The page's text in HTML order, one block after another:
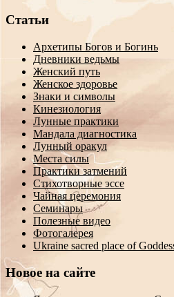
Статьи
Архетипы Богов и Богинь
Дневники ведьмы
Женский путь
Женское здоровье
Знаки и символы
Кинезиология
Лунные практики
Мандала диагностика
Лунный оракул
Места силы
Практики затмений
Стихотворные эссе
Чайная церемония
Семинары
Полезные видео
Фотогалерея
Ukraine sacred place of
Новое на сайте